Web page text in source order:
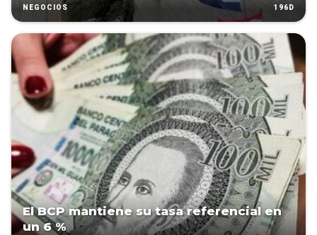
NEGOCIOS 196D
El BCP mantiene su tasa referencial en
un 6 %